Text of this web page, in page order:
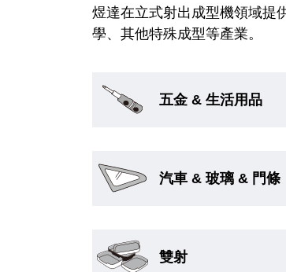
煜達在立式射出成型機領域提
學、其他特殊成型等產業。
五金 & 生活用品
汽車 & 玻璃 & 門條
雙射